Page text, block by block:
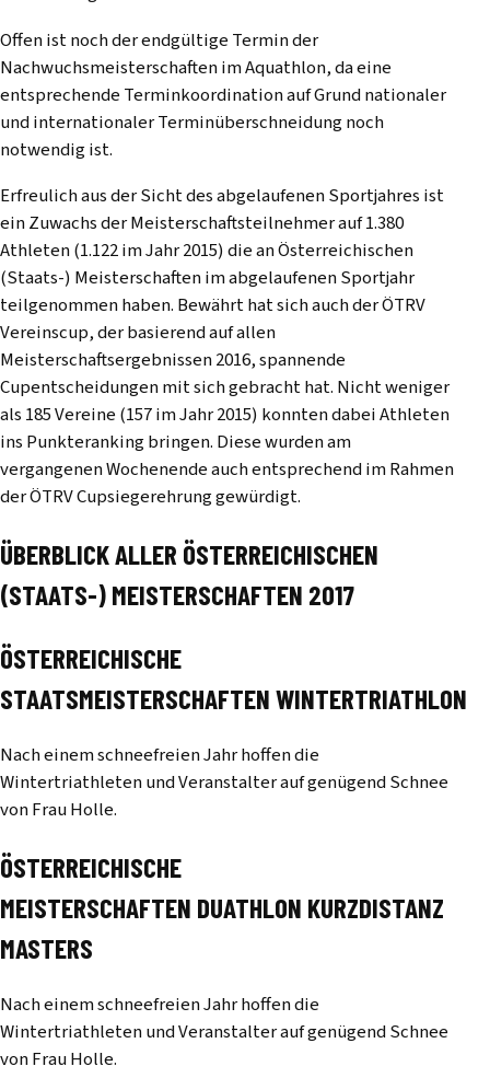
Offen ist noch der endgültige Termin der
Nachwuchsmeisterschaften im Aquathlon, da eine
entsprechende Terminkoordination auf Grund nationaler
und internationaler Terminüberschneidung noch
notwendig ist.
Erfreulich aus der Sicht des abgelaufenen Sportjahres ist
ein Zuwachs der Meisterschaftsteilnehmer auf 1.380
Athleten (1.122 im Jahr 2015) die an Österreichischen
(Staats-) Meisterschaften im abgelaufenen Sportjahr
teilgenommen haben. Bewährt hat sich auch der ÖTRV
Vereinscup, der basierend auf allen
Meisterschaftsergebnissen 2016, spannende
Cupentscheidungen mit sich gebracht hat. Nicht weniger
als 185 Vereine (157 im Jahr 2015) konnten dabei Athleten
ins Punkteranking bringen. Diese wurden am
vergangenen Wochenende auch entsprechend im Rahmen
der ÖTRV Cupsiegerehrung gewürdigt.
ÜBERBLICK ALLER ÖSTERREICHISCHEN
(STAATS-) MEISTERSCHAFTEN 2017
ÖSTERREICHISCHE
STAATSMEISTERSCHAFTEN WINTERTRIATHLON
Nach einem schneefreien Jahr hoffen die
Wintertriathleten und Veranstalter auf genügend Schnee
von Frau Holle.
ÖSTERREICHISCHE
MEISTERSCHAFTEN DUATHLON KURZDISTANZ
MASTERS
Nach einem schneefreien Jahr hoffen die
Wintertriathleten und Veranstalter auf genügend Schnee
von Frau Holle.